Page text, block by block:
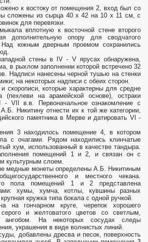
к востоку от помещения 2, вход был со
сложены из сырца 40 х 42 на 10 х 11 см, с
для перевязки.
вплотную к восточной стене второго
дополнительную опору для сводчатого
Над южным дверным проемом сохранились
стены в IV - V ярусах обнаружена,
в рыхлом заполнении которой встречено 32
Надписи нанесены черной тушью на стенки
на некоторых надписи с обеих сторон.
скорописи, которые характерны для средне
(пехлеви на арамейской основе), остраки
- VII в.в. Первоначальное ознакомление с
Никитину отнести их к той же категории,
памятника в Мерве и датировать VI -
3 находилось помещение 4, в котором
с очагами. Рядом находились клинчатые
хум, использованный в качестве тандыра.
помещений 1 и 2, и связан он с
культурным слоем.
медные монеты определены А.Б. Никитиным
и местного чекана.
пола помещений 1 и 2 представлена
хумы, хумча, котлы, кувшины разных
кружка типа бокала с одной ручкой.
на гончарном круге, черепок хорошего
серого и желтоватого цветов со светлым,
На некоторых сосудах следы
украшения в виде волнистых линий.
добавлены дресва и песок, поверхность